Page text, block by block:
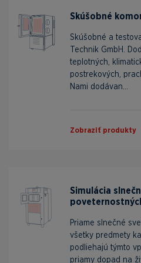
Skúšobné
Skúšobné a
Technik GmbH.
teplotných,
postrekových,
Nami dodávan...
Zobraziť produkty
Simulácia
Priame slnečné
všetky predmety
podliehajú týmto
priamy dopad na